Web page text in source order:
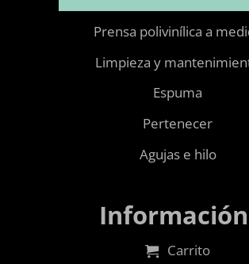
Prensa polivinílica a
Limpieza y
Espuma
Pertenecer
Agujas e hilo
Información
Carrito